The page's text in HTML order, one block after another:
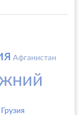
Афганистан
Грузия